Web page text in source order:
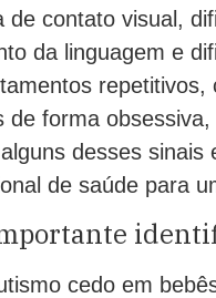
de contato visual,
da linguagem e
de forma
desses
de saúde para
cedo em